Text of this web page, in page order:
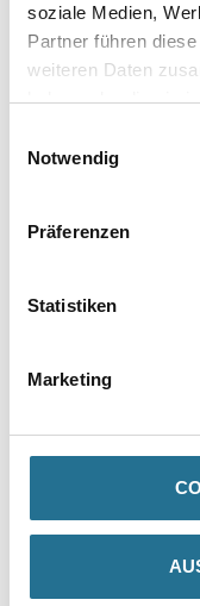
soziale Medien,
Partner führen
weiteren Daten
haben oder die sie
Notwendig
Präferenzen
Statistiken
Marketing
- Polyblend auf Basis
konform)
- Feuchtigkeitsresistent